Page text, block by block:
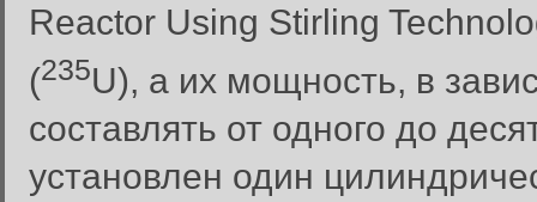
Reactor Using Stirling
(235U), а их мощность, в
составлять от одного до
установлен один